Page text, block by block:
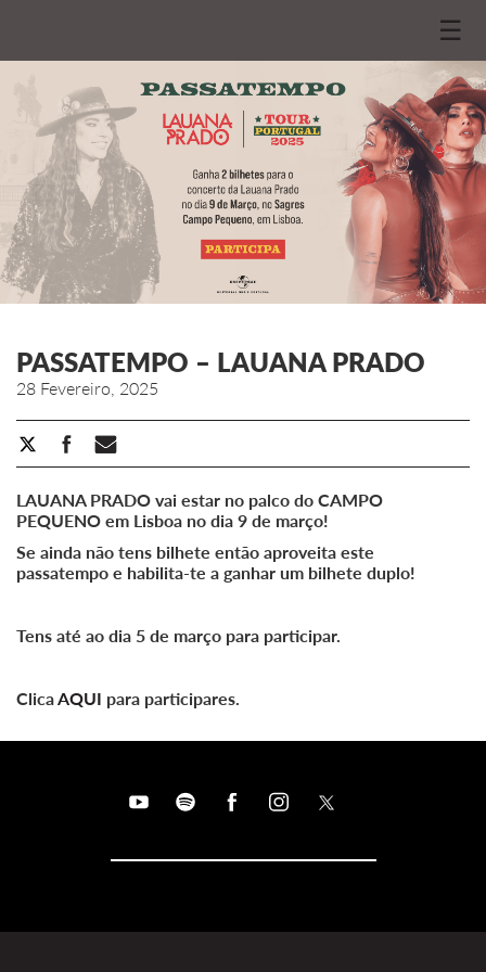
☰
PASSATEMPO – LAUANA PRADO
28 Fevereiro, 2025
LAUANA PRADO vai estar no palco do CAMPO
PEQUENO em Lisboa no dia 9 de março!
Se ainda não tens bilhete então aproveita este
passatempo e habilita-te a ganhar um bilhete duplo!
Tens até ao dia 5 de março para participar.
ClicaAQUI para participares.